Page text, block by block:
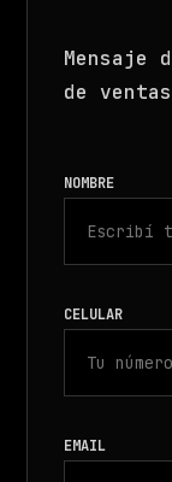
Mensaje
de
NOMBRE
CELULAR
EMAIL